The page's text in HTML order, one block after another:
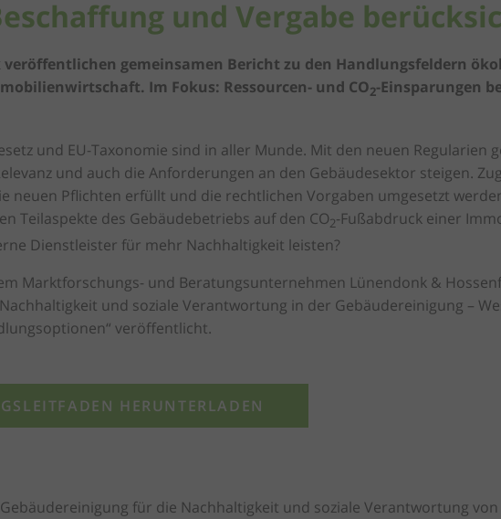
und Vergabe
gemeinsamen Bericht zu den Handlungsfeldern
Im Fokus: Ressourcen- und CO2-Einsparungen
und EU-Taxonomie sind in aller Munde. Mit den neuen Regularien
und auch die Anforderungen an den Gebäudesektor steigen.
neuen Pflichten erfüllt und die rechtlichen Vorgaben umgesetzt
Teilaspekte des Gebäudebetriebs auf den CO2-Fußabdruck einer
Dienstleister für mehr Nachhaltigkeit leisten?
Marktforschungs- und Beratungsunternehmen Lünendonk &
und soziale Verantwortung in der Gebäudereinigung –
veröffentlicht.
HERUNTERLADEN
für die Nachhaltigkeit und soziale Verantwortung